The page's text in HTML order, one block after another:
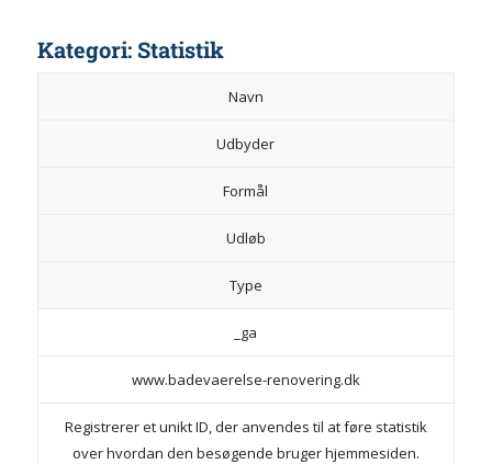
Kategori: Statistik
Navn
Udbyder
Formål
Udløb
Type
_ga
www.badevaerelse-renovering.dk
Registrerer et unikt ID, der anvendes til at føre statistik
over hvordan den besøgende bruger hjemmesiden.